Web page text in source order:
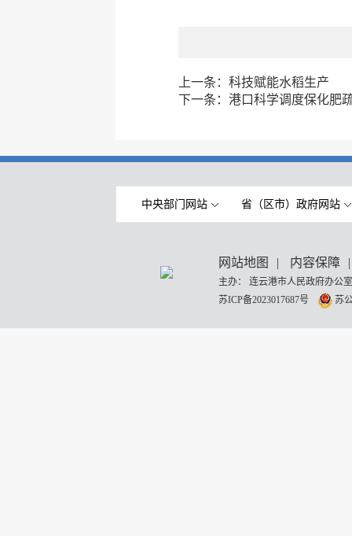
上一条： 科技赋能水稻生产
下一条： 港口科学调度保化肥
中央部门网站 省（区市）政府网站
网站地图 | 内容保障 |
主办： 连云港市人民政府办
苏ICP备2023017687号
苏